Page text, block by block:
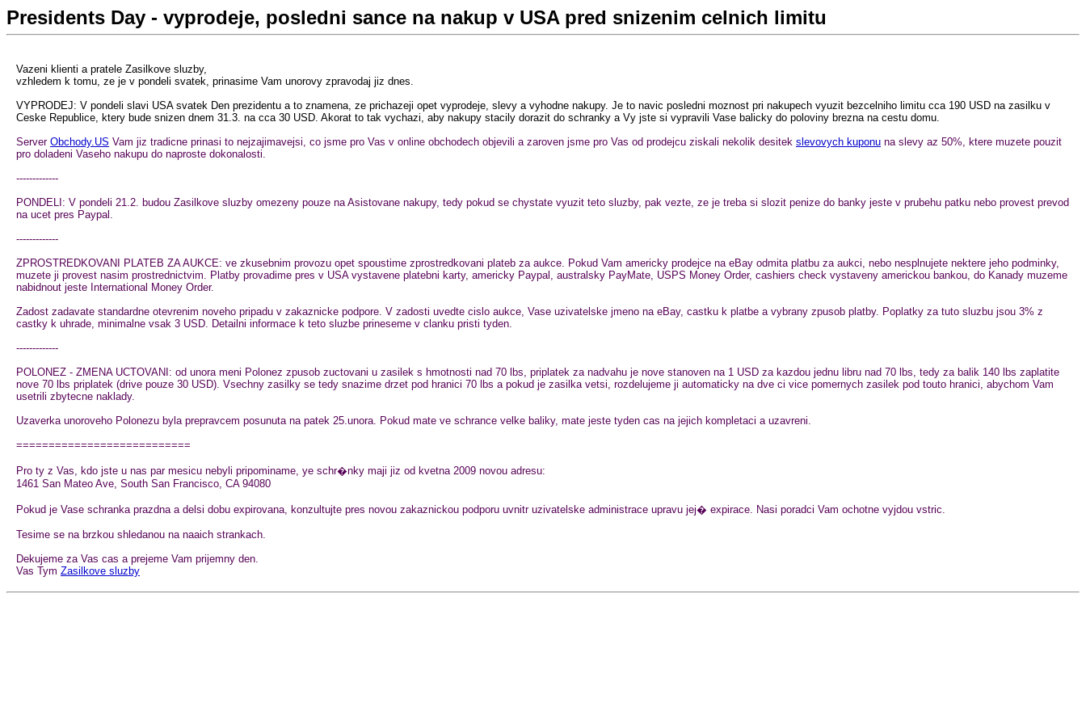
Presidents Day - vyprodeje, posledni sance na nakup v USA pred snizenim celnich limitu
Vazeni klienti a pratele Zasilkove sluzby,
vzhledem k tomu, ze je v pondeli svatek, prinasime Vam unorovy zpravodaj jiz dnes.
VYPRODEJ: V pondeli slavi USA svatek Den prezidentu a to znamena, ze prichazeji opet vyprodeje, slevy a vyhodne nakupy. Je to navic posledni moznost pri nakupech vyuzit bezcelniho limitu cca 190 USD na zasilku v
Ceske Republice, ktery bude snizen dnem 31.3. na cca 30 USD. Akorat to tak vychazi, aby nakupy stacily dorazit do schranky a Vy jste si vypravili Vase balicky do poloviny brezna na cestu domu.
Server Obchody.US Vam jiz tradicne prinasi to nejzajimavejsi, co jsme pro Vas v online obchodech objevili a zaroven jsme pro Vas od prodejcu ziskali nekolik desitek slevovych kuponu na slevy az 50%, ktere muzete pouzit
pro doladeni Vaseho nakupu do naproste dokonalosti.
-------------
PONDELI: V pondeli 21.2. budou Zasilkove sluzby omezeny pouze na Asistovane nakupy, tedy pokud se chystate vyuzit teto sluzby, pak vezte, ze je treba si slozit penize do banky jeste v prubehu patku nebo provest prevod
na ucet pres Paypal.
-------------
ZPROSTREDKOVANI PLATEB ZA AUKCE: ve zkusebnim provozu opet spoustime zprostredkovani plateb za aukce. Pokud Vam americky prodejce na eBay odmita platbu za aukci, nebo nesplnujete nektere jeho podminky,
muzete ji provest nasim prostrednictvim. Platby provadime pres v USA vystavene platebni karty, americky Paypal, australsky PayMate, USPS Money Order, cashiers check vystaveny americkou bankou, do Kanady muzeme
nabidnout jeste International Money Order.
Zadost zadavate standardne otevrenim noveho pripadu v zakaznicke podpore. V zadosti uvedte cislo aukce, Vase uzivatelske jmeno na eBay, castku k platbe a vybrany zpusob platby. Poplatky za tuto sluzbu jsou 3% z
castky k uhrade, minimalne vsak 3 USD. Detailni informace k teto sluzbe prineseme v clanku pristi tyden.
-------------
POLONEZ - ZMENA UCTOVANI: od unora meni Polonez zpusob zuctovani u zasilek s hmotnosti nad 70 lbs, priplatek za nadvahu je nove stanoven na 1 USD za kazdou jednu libru nad 70 lbs, tedy za balik 140 lbs zaplatite
nove 70 lbs priplatek (drive pouze 30 USD). Vsechny zasilky se tedy snazime drzet pod hranici 70 lbs a pokud je zasilka vetsi, rozdelujeme ji automaticky na dve ci vice pomernych zasilek pod touto hranici, abychom Vam
usetrili zbytecne naklady.
Uzaverka unoroveho Polonezu byla prepravcem posunuta na patek 25.unora. Pokud mate ve schrance velke baliky, mate jeste tyden cas na jejich kompletaci a uzavreni.
===========================
Pro ty z Vas, kdo jste u nas par mesicu nebyli pripominame, ye schr�nky maji jiz od kvetna 2009 novou adresu:
1461 San Mateo Ave, South San Francisco, CA 94080
Pokud je Vase schranka prazdna a delsi dobu expirovana, konzultujte pres novou zakaznickou podporu uvnitr uzivatelske administrace upravu jej� expirace. Nasi poradci Vam ochotne vyjdou vstric.
Tesime se na brzkou shledanou na naaich strankach.
Dekujeme za Vas cas a prejeme Vam prijemny den.
Vas Tym Zasilkove sluzby